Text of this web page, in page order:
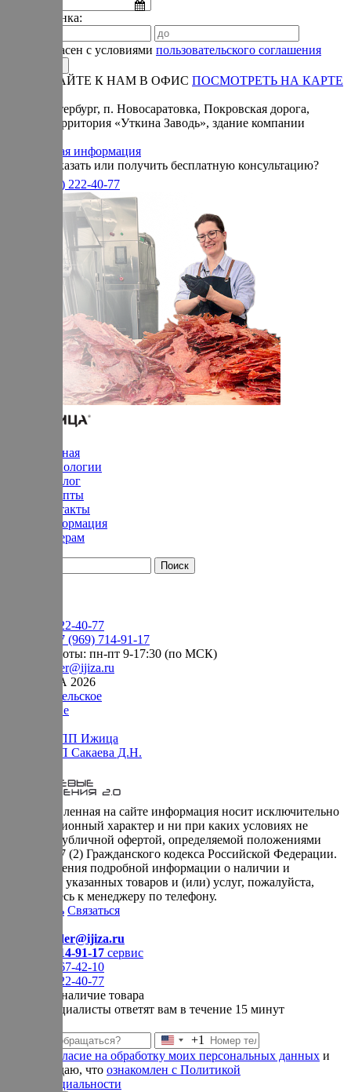
Время звонка:
Я согласен с условиями пользовательского соглашения
ПРИЕЗЖАЙТЕ К НАМ В ОФИС ПОСМОТРЕТЬ НА КАРТЕ
Санкт-Петербург, п. Новосаратовка, Покровская дорога,
частная территория «Уткина Заводь», здание компании
Справочная информация
Хотите заказать или получить бесплатную консультацию?
+7(905) 222-40-77
Главная
Технологии
Каталог
Рецепты
Контакты
Информация
Дилерам
+7 (905) 222-40-77
+7 (969) 714-91-17
режим работы: пн-пт 9-17:30 (по МСК)
order@ijiza.ru
© ИЖИЦА 2026
Пользовательское
соглашение
Оферта НПП Ижица
Оферта ИП Сакаева Д.Н.
* представленная на сайте информация носит исключительно
информационный характер и ни при каких условиях не
является публичной офертой, определяемой положениями
Статьи 437 (2) Гражданского кодекса Российской Федерации.
Для получения подробной информации о наличии и
стоимости указанных товаров и (или) услуг, пожалуйста,
обращайтесь к менеджеру по телефону.
Позвонить Связаться
order@ijiza.ru
+7 (969) 714-91-17 cервис
+7 (812) 467-42-10
+7 (905) 222-40-77
Уточнить наличие товара
Наши специалисты ответят вам в течение 15 минут
Соединенные
Штаты
+1
+1
согласие на обработку моих персональных данных и
подтверждаю, что ознакомлен с Политикой
конфиденциальности